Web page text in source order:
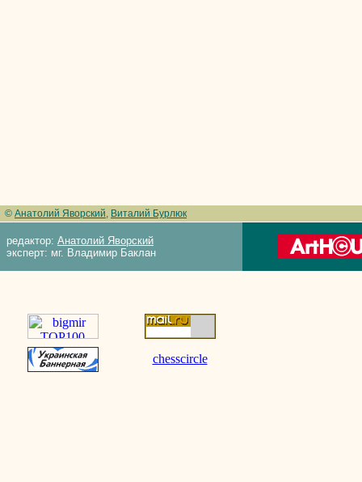
© Анатолий Яворский, Виталий Бурлюк
редактор: Анатолий Яворский
эксперт: мг. Владимир Баклан
chesscircle